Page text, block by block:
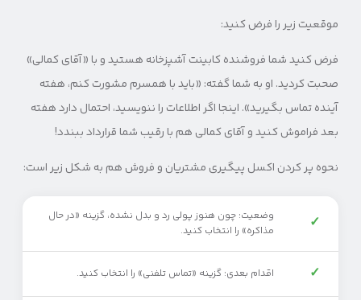
موقعیت زیر را فرض کنید:
فرض کنید شما فروشنده کابینت آشپزخانه هستید و با «آقای کمالی»
صحبت کردید. او به شما گفته: «باید با همسرم مشورت کنم، هفته
آینده تماس بگیرید». اینجا اگر اطلاعات را ننویسید، احتمال دارد هفته
بعد فراموش کنید و آقای کمالی هم با رقیب شما قرارداد ببندد!
نحوه پر کردن اکسل پیگیری مشتریان و فروش هم به شکل زیر است:
✓
وضعیت: چون هنوز پولی رد و بدل نشده، گزینه «در حال
مذاکره» را انتخاب کنید.
✓ اقدام بعدی: گزینه «تماس تلفنی» را انتخاب کنید.